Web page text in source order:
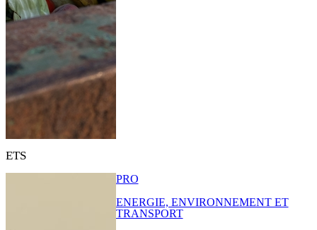
ETS
PRO
ENERGIE, ENVIRONNEMENT ET
TRANSPORT